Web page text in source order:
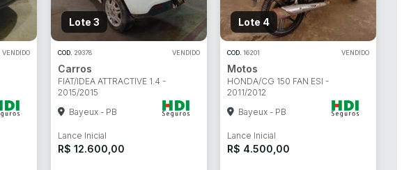
VENDIDO
Lote 3
COD. 29378 VENDIDO
Carros
FIAT/IDEA ATTRACTIVE 1.4 -
2015/2015
Bayeux - PB
Lance Inicial
R$ 12.600,00
Lote 4
COD. 16201 VENDIDO
Motos
HONDA/CG 150 FAN ESI -
2011/2012
Bayeux - PB
Lance Inicial
R$ 4.500,00